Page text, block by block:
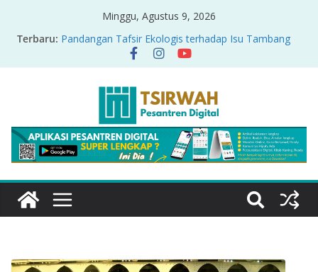
Minggu, Agustus 9, 2026
Terbaru: Pandangan Tafsir Ekologis terhadap Isu Tambang
Nikel di Raja Ampat
PRODUK RELASI KUASA-IDIOLOGI PADA TAFSIR
Sirah Nabawiyah
Oversharing dan Privasi dalam Al-Qur’an: “Ketika
Ayat Bicara Soal Curhat di Sosmed”
Menyikapi Fatherless, Kisah Lukman Menjadi
Cerminan